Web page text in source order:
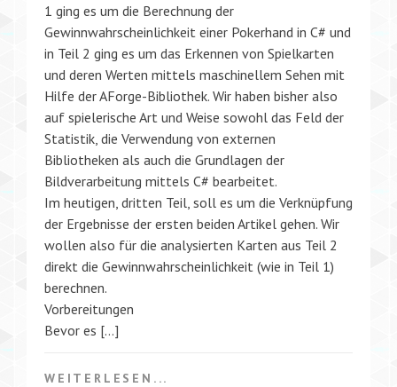
1 ging es um die Berechnung der
Gewinnwahrscheinlichkeit einer Pokerhand in C# und
in Teil 2 ging es um das Erkennen von Spielkarten
und deren Werten mittels maschinellem Sehen mit
Hilfe der AForge-Bibliothek. Wir haben bisher also
auf spielerische Art und Weise sowohl das Feld der
Statistik, die Verwendung von externen
Bibliotheken als auch die Grundlagen der
Bildverarbeitung mittels C# bearbeitet.
Im heutigen, dritten Teil, soll es um die Verknüpfung
der Ergebnisse der ersten beiden Artikel gehen. Wir
wollen also für die analysierten Karten aus Teil 2
direkt die Gewinnwahrscheinlichkeit (wie in Teil 1)
berechnen.
Vorbereitungen
Bevor es […]
WEITERLESEN...